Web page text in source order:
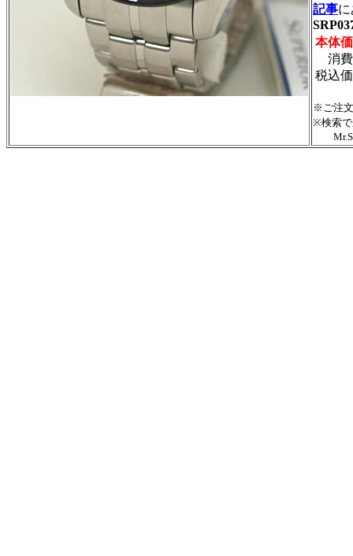
記事
本体
消
税込
※ご注
※検索で